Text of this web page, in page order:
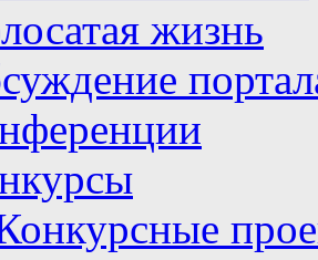
жизнь